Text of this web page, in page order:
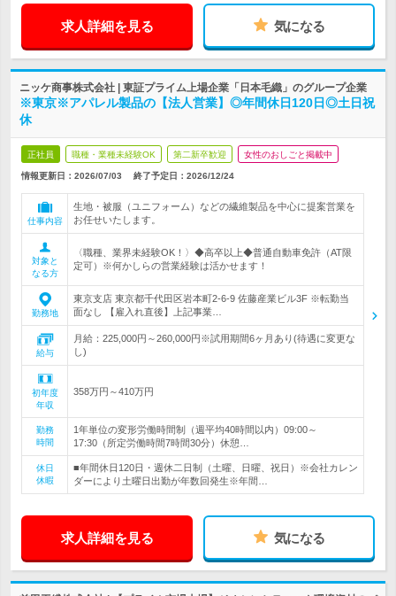
求人詳細を見る 気になる
ニッケ商事株式会社 | 東証プライム上場企業「日本毛織」のグループ企業
※東京※アパレル製品の【法人営業】◎年間休日120日◎土日祝
休
正社員 職種・業種未経験OK 第二新卒歓迎 女性のおしごと掲載中
情報更新日：2026/07/03 終了予定日： 2026/12/24
仕事内容
生地・被服（ユニフォーム）などの繊維製品を中心に提案営業を
お任せいたします。
対象と
なる方
〈職種、業界未経験OK！〉◆高卒以上◆普通自動車免許（AT限
定可）※何かしらの営業経験は活かせます！
勤務地
東京支店 東京都千代田区岩本町2-6-9 佐藤産業ビル3F ※転勤当
面なし 【雇入れ直後】上記事業…
給与
月給：225,000円～260,000円※試用期間6ヶ月あり(待遇に変更な
し)
初年度
年収
358万円～410万円
勤務
時間
1年単位の変形労働時間制（週平均40時間以内）09:00～
17:30（所定労働時間7時間30分）休憩…
休日
休暇
■年間休日120日・週休二日制（土曜、日曜、祝日）※会社カレン
ダーにより土曜日出勤が年数回発生※年間…
求人詳細を見る 気になる